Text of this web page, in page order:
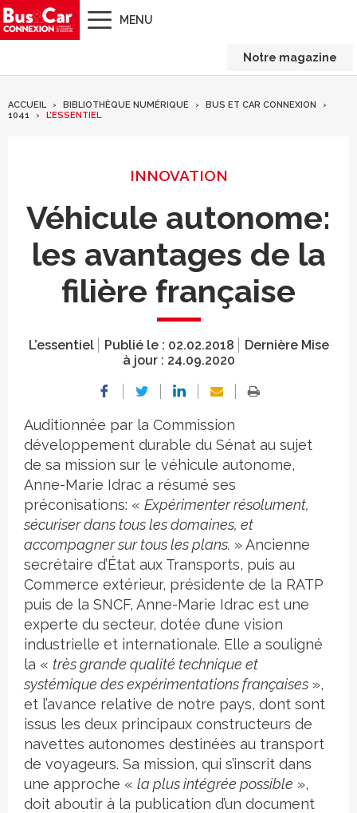
MENU
Notre magazine
ACCUEIL BIBLIOTHÈQUE NUMÉRIQUE
BUS ET CAR CONNEXION
1041
L’ESSENTIEL
INNOVATION
Véhicule autonome:
les avantages de la
filière française
L’essentiel Publié le : 02.02.2018
Dernière Mise
à jour : 24.09.2020
Auditionnée par la Commission
développement durable du Sénat au sujet
de sa mission sur le véhicule autonome,
Anne-Marie Idrac a résumé ses
préconisations: « Expérimenter résolument,
sécuriser dans tous les domaines, et
accompagner sur tous les plans. » Ancienne
secrétaire d’État aux Transports, puis au
Commerce extérieur, présidente de la RATP
puis de la SNCF, Anne-Marie Idrac est une
experte du secteur, dotée d’une vision
industrielle et internationale. Elle a souligné
la « très grande qualité technique et
systémique des expérimentations françaises »,
et l’avance relative de notre pays, dont sont
issus les deux principaux constructeurs de
navettes autonomes destinées au transport
de voyageurs. Sa mission, qui s’inscrit dans
une approche « la plus intégrée possible »,
doit aboutir à la publication d’un document